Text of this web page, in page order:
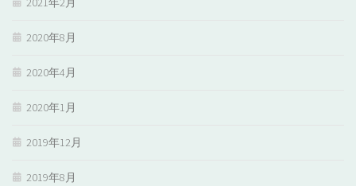
2020年8月
2020年4月
2020年1月
2019年12月
2019年8月